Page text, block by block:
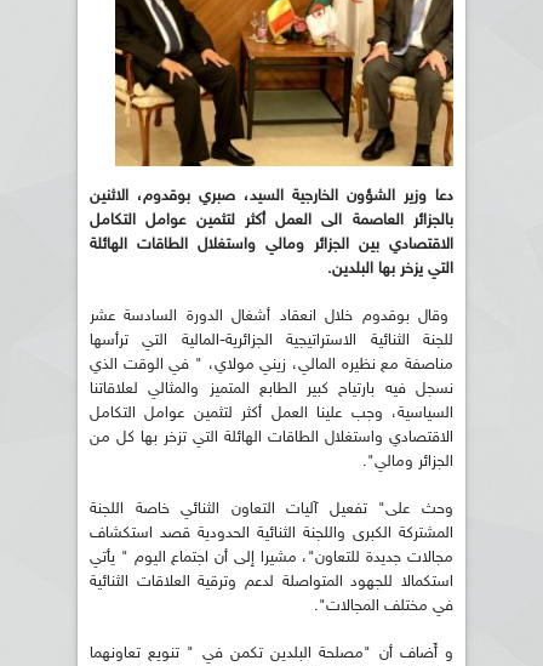
دعا وزير الشؤون الخارجية السيد، صبري بوقدوم، الاثنين
بالجزائر العاصمة الى العمل أكثر لتثمين عوامل التكامل
الاقتصادي بين الجزائر ومالي واستغلال الطاقات الهائلة
التي يزخر بها البلدين.
وقال بوقدوم خلال انعقاد أشغال الدورة السادسة عشر
للجنة الثنائية الاستراتيجية الجزائرية-المالية التي ترأسها
مناصفة مع نظيره المالي، زيني مولاي، " في الوقت الذي
نسجل فيه بارتياح كبير الطابع المتميز والمثالي لعلاقاتنا
السياسية، وجب علينا العمل أكثر لتثمين عوامل التكامل
الاقتصادي واستغلال الطاقات الهائلة التي تزخر بها كل من
الجزائر ومالي".
وحث على" تفعيل آليات التعاون الثنائي خاصة اللجنة
المشتركة الكبرى واللجنة الثنائية الحدودية قصد استكشاف
مجالات جديدة للتعاون"، مشيرا إلى أن اجتماع اليوم " يأتي
استكمالا للجهود المتواصلة لدعم وترقية العلاقات الثنائية
في مختلف المجالات".
و أَضاف أن "مصلحة البلدين تكمن في " تنويع تعاونهما